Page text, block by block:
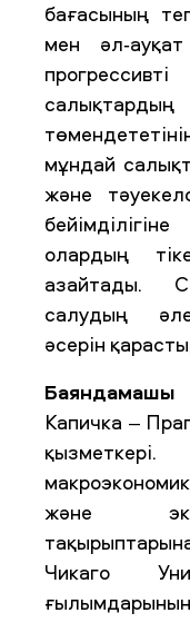
бағасының
мен әл-ауқат
салықтардың
мұндай
және
олардың
азайтады.
салудың
әсерін
Капичка –
және
Чикаго